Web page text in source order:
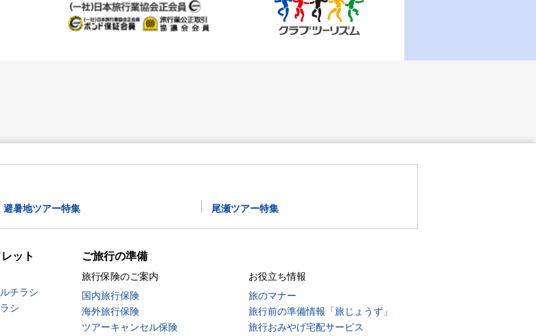
避暑地ツアー特集 尾瀬ツアー特集
ット
チラシ
シ
ご旅行の準備
旅行保険のご案内
国内旅行保険
海外旅行保険
ツアーキャンセル保険
お役立ち情報
旅のマナー
旅行前の準備情報「旅じょうず」
旅行おみやげ宅配サービス